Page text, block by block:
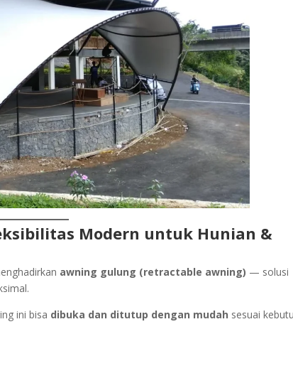
Modern untuk Hunian &
awning gulung (retractable awning) — solusi
ini bisa dibuka dan ditutup dengan mudah sesuai